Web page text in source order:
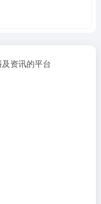
资讯的平台